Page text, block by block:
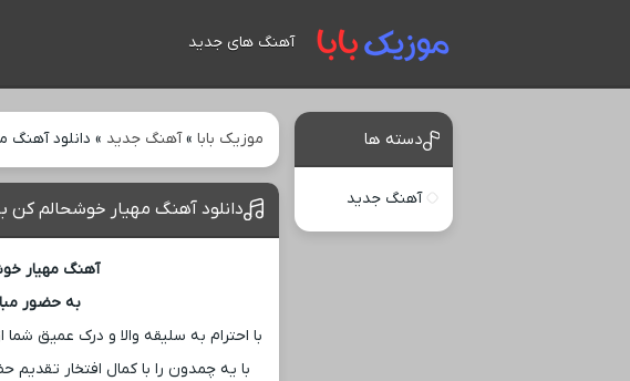
آهنگ های جدید
موزیک بابا »آهنگ جدید » دانلود آهنگ
دانلود آهنگ مهیار خوشحالم کن
آهنگ مهیار
به حضور
با احترام به سلیقه والا و درک عمیق
با یه چمدون را با کمال افتخار
دسته ها
آهنگ جدید